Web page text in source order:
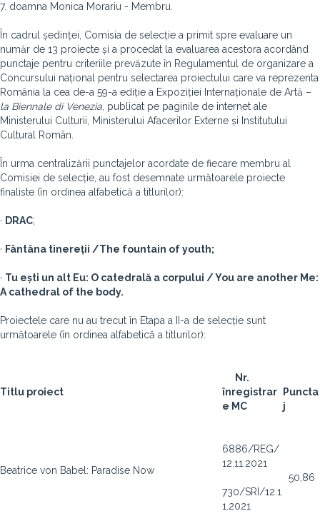
7. doamna Monica Morariu - Membru.
În cadrul ședinței, Comisia de selecție a primit spre evaluare un
număr de 13 proiecte și a procedat la evaluarea acestora acordând
punctaje pentru criteriile prevăzute în Regulamentul de organizare a
Concursului național pentru selectarea proiectului care va reprezenta
România la cea de-a 59-a ediție a Expoziției Internaționale de Artă –
la Biennale di Venezia , publicat pe paginile de internet ale
Ministerului Culturii, Ministerului Afacerilor Externe și Institutului
Cultural Român.
În urma centralizării punctajelor acordate de fiecare membru al
Comisiei de selecție, au fost desemnate următoarele proiecte
finaliste (în ordinea alfabetică a titlurilor):
· DRAC;
· Fântâna tinereții /The fountain of youth;
· Tu ești un alt Eu: O catedrală a corpului / You are another Me:
A cathedral of the body.
Proiectele care nu au trecut în Etapa a II-a de selecție sunt
următoarele (în ordinea alfabetică a titlurilor):
Titlu proiect
Nr.
înregistrar
e MC
Puncta
j
Beatrice von Babel: Paradise Now
6886/REG/
12.11.2021
730/SRI/12.1
1.2021
50,86